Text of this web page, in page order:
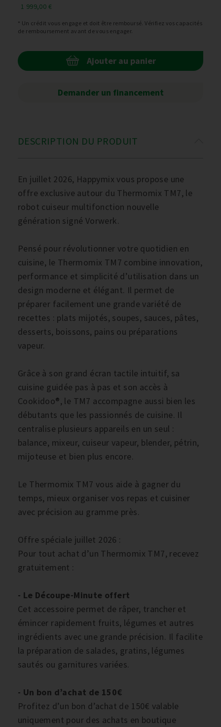
1 999,00 €
* Un crédit vous engage et doit être remboursé. Vérifiez vos capacités
de remboursement avant de vous engager.
Ajouter au panier
Demander un financement
DESCRIPTION DU PRODUIT
En juillet 2026, Happymix vous propose une
offre exclusive autour du Thermomix TM7, le
robot cuiseur multifonction nouvelle
génération signé Vorwerk.
Pensé pour révolutionner votre quotidien en
cuisine, le Thermomix TM7 combine innovation,
performance et simplicité d’utilisation dans un
design moderne et élégant. Il permet de
préparer facilement une grande variété de
recettes : plats mijotés, soupes, sauces, pâtes,
desserts, boissons, pains ou préparations
vapeur.
Grâce à son grand écran tactile intuitif, sa
cuisine guidée pas à pas et son accès à
Cookidoo®, le TM7 accompagne aussi bien les
débutants que les passionnés de cuisine. Il
centralise plusieurs appareils en un seul :
balance, mixeur, cuiseur vapeur, blender, pétrin,
mijoteuse et bien plus encore.
Le Thermomix TM7 vous aide à gagner du
temps, mieux organiser vos repas et cuisiner
avec précision au gramme près.
Offre spéciale juillet 2026 :
Pour tout achat d’un Thermomix TM7, recevez
gratuitement :
- Le Découpe-Minute offert
Cet accessoire permet de râper, trancher et
émincer rapidement fruits, légumes et autres
ingrédients avec une grande précision. Il facilite
la préparation de salades, gratins, légumes
sautés ou garnitures variées.
- Un bon d’achat de 150€
Profitez d’un bon d’achat de 150€ valable
uniquement pour des achats en boutique